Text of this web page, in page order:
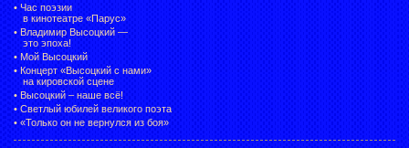
• Час поэзии
в кинотеатре «Парус»
• Владимир Высоцкий —
это эпоха!
• Мой Высоцкий
• Концерт «Высоцкий с нами»
на кировской сцене
• Высоцкий – наше всё!
• Светлый юбилей великого поэта
• «Только он не вернулся из боя»